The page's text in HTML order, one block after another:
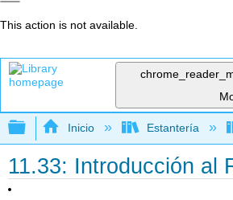
This action is not available.
Expandir/contraer
Inicio Estantería
11.33: Introducción al